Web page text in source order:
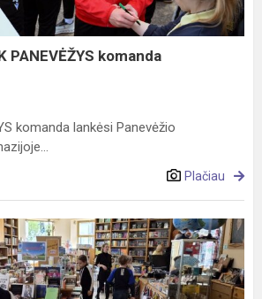
PANEVĖŽYS komanda
komanda lankėsi Panevėžio
Plačiau